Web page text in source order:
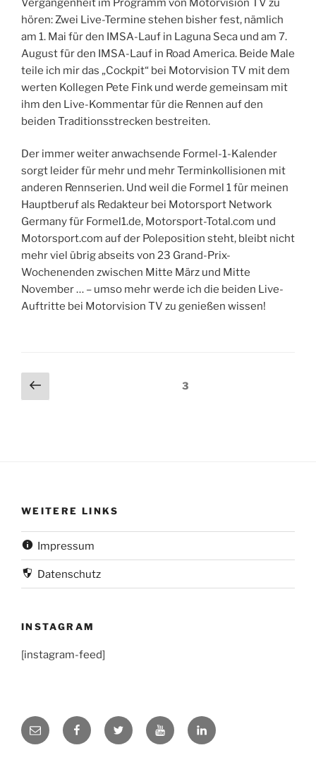
Vergangenheit im Programm von Motorvision TV zu
hören: Zwei Live-Termine stehen bisher fest, nämlich
am 1. Mai für den IMSA-Lauf in Laguna Seca und am 7.
August für den IMSA-Lauf in Road America. Beide Male
teile ich mir das „Cockpit“ bei Motorvision TV mit dem
werten Kollegen Pete Fink und werde gemeinsam mit
ihm den Live-Kommentar für die Rennen auf den
beiden Traditionsstrecken bestreiten.
Der immer weiter anwachsende Formel-1-Kalender
sorgt leider für mehr und mehr Terminkollisionen mit
anderen Rennserien. Und weil die Formel 1 für meinen
Hauptberuf als Redakteur bei Motorsport Network
Germany für Formel1.de, Motorsport-Total.com und
Motorsport.com auf der Poleposition steht, bleibt nicht
mehr viel übrig abseits von 23 Grand-Prix-
Wochenenden zwischen Mitte März und Mitte
November … – umso mehr werde ich die beiden Live-
Auftritte bei Motorvision TV zu genießen wissen!
Beitragsnavigation
Vorherige
Seite
Seite3
WEITERE LINKS
Impressum
Datenschutz
INSTAGRAM
[instagram-feed]
Mail FacebookTwitter YouTube
LinkedIn